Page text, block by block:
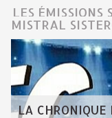
LES ÉMISSIONS
MISTRAL
LA CHRONIQUE